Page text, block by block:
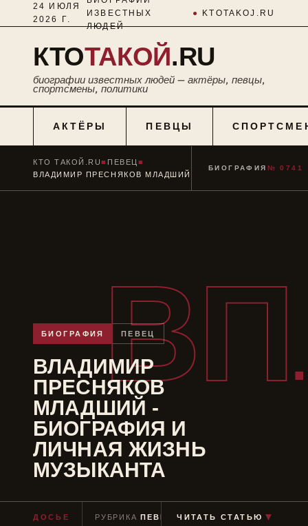
24 ИЮЛЯ
2026 Г.
ИЗВЕСТНЫХ
ЛЮДЕЙ
● KTOTAKOJ.RU
КТОТАКОЙ.RU
биографии известных людей — актёры, певцы,
спортсмены, политики
АКТЁРЫ ПЕВЦЫ
ВП
КТО ТАКОЙ.RU■ ПЕВЕЦ ■
ВЛАДИМИР ПРЕСНЯКОВ МЛАДШИЙ
БИОГРАФИЯ № 0741
БИОГРАФИЯ ПЕВЕЦ
ВЛАДИМИР
ПРЕСНЯКОВ
МЛАДШИЙ -
БИОГРАФИЯ И
ЛИЧНАЯ ЖИЗНЬ
МУЗЫКАНТА
ДОСЬЕ РУБРИКАПЕВЕЦ ЧТЕНИЕ≈ 9 МИН
ЧИТАТЬ СТАТЬЮ ▼